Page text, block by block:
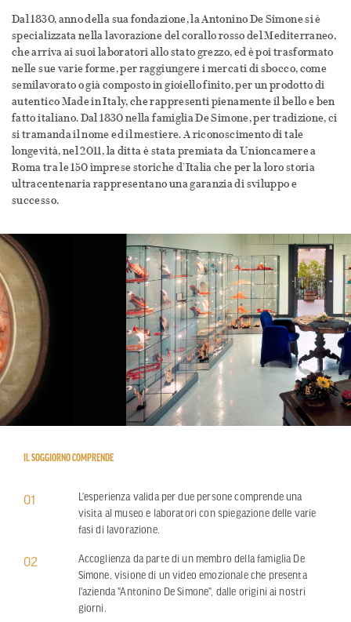
Dal 1830, anno della sua fondazione, la Antonino De Simone si è
specializzata nella lavorazione del corallo rosso del Mediterraneo,
che arriva ai suoi laboratori allo stato grezzo, ed è poi trasformato
nelle sue varie forme, per raggiungere i mercati di sbocco, come
semilavorato o già composto in gioiello finito, per un prodotto di
autentico Made in Italy, che rappresenti pienamente il bello e ben
fatto italiano. Dal 1830 nella famiglia De Simone, per tradizione, ci
si tramanda il nome ed il mestiere. A riconoscimento di tale
longevità, nel 2011, la ditta è stata premiata da Unioncamere a
Roma tra le 150 imprese storiche d’Italia che per la loro storia
ultracentenaria rappresentano una garanzia di sviluppo e
successo.
IL SOGGIORNO COMPRENDE
01
L'esperienza valida per due persone comprende una
visita al museo e laboratori con spiegazione delle varie
fasi di lavorazione.
02
Accoglienza da parte di un membro della famiglia De
Simone, visione di un video emozionale che presenta
l'azienda "Antonino De Simone", dalle origini ai nostri
giorni.